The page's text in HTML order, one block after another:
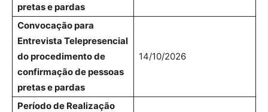
pretas e pardas
Convocação para
Entrevista Telepresencial
do procedimento de
confirmação de pessoas
pretas e pardas
14/10/2026
Período de Realização